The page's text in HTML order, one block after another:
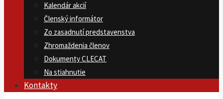
Kalendár akcií
Členský informátor
Zo zasadnutí predstavenstva
Zhromaždenia členov
Dokumenty CLECAT
Na stiahnutie
Kontakty